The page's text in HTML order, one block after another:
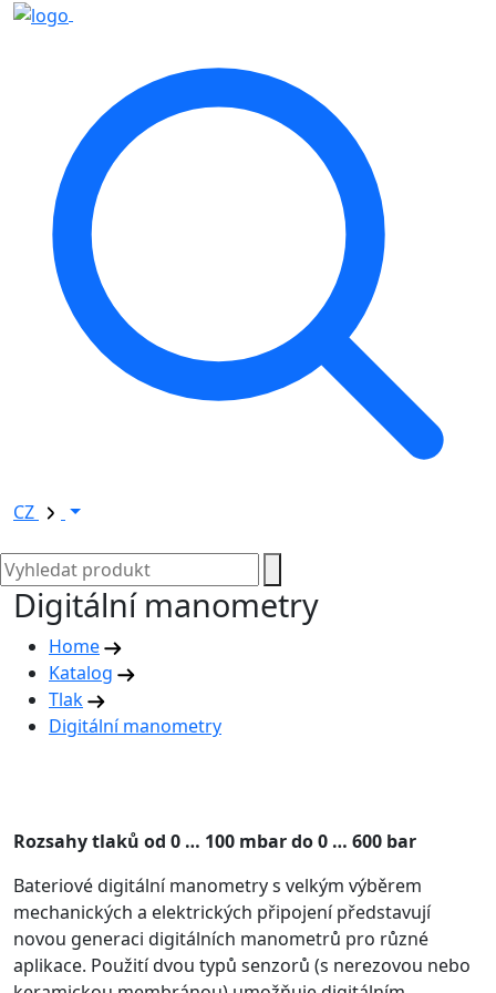
CZ
Digitální manometry
Home
Katalog
Tlak
Digitální manometry
Rozsahy tlaků od 0 … 100 mbar do 0 … 600 bar
Bateriové digitální manometry s velkým výběrem
mechanických a elektrických připojení představují
novou generaci digitálních manometrů pro různé
aplikace. Použití dvou typů senzorů (s nerezovou nebo